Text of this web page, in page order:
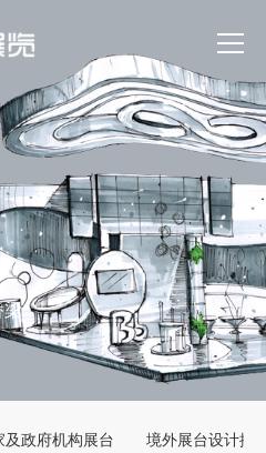
梁
及政府机构展台 境外展台设计搭